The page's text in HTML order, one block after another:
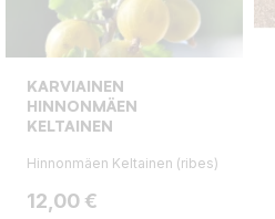
KARVIAINEN
HINNONMÄEN
KELTAINEN
Hinnonmäen Keltainen (ribes)
Hinta
12,00 €